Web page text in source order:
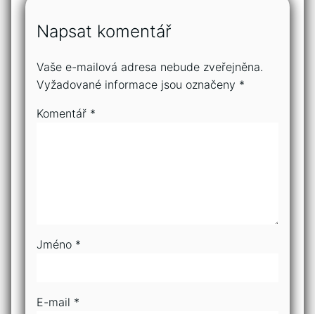
Napsat komentář
Vaše e-mailová adresa nebude zveřejněna.
Vyžadované informace jsou označeny *
Komentář *
Jméno *
E-mail *